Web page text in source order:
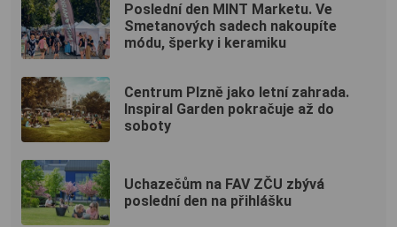
Poslední den MINT Marketu. Ve
Smetanových sadech nakoupíte
módu, šperky i keramiku
Centrum Plzně jako letní zahrada.
Inspiral Garden pokračuje až do
soboty
Uchazečům na FAV ZČU zbývá
poslední den na přihlášku